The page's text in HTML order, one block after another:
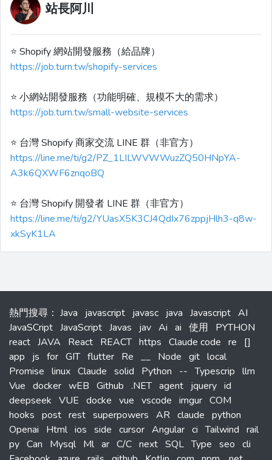
站長阿川
⭐️ Shopify 網站開發服務（給品牌）
https://job.turn.tw/shopify-services
⭐️ 小網站開發服務（功能明確、規模不大的需求）
https://job.turn.tw/small-website-services
⭐️ 台灣 Shopify 商家交流 LINE 群（非官方）
https://line.me/ti/g2/PZ_1LILWVWWuzZQ50HNpYA-
A3k6QXWF6znqoBQ
⭐️ 台灣 Shopify 開發者 LINE 群（非官方）
https://line.me/ti/g2/YUasX5K3CJ4QdIx76zppjHlh3-q8w-
xkSyK1LA
熱門搜尋 ： Java javascript javasc java Javascript AI
JavaSCript JavaScript Javas jav Ai ai 使用
PYTHON
react JAVA React REACT https Claude code re
[]
app
js for GIT flutter Re __ Node git local
Promise linux Claude solid Python -- Typescrip llm
Vue docker wEB Github .NET agent jquery id
deepseek VUE docke vue vscode imgur COM
hooks post rest superpowers AR claude python
Openai
Html ios side cursor Angular ci Tailwind rail
py Can Mysql Ml ar C/C next SQL Type seo cli